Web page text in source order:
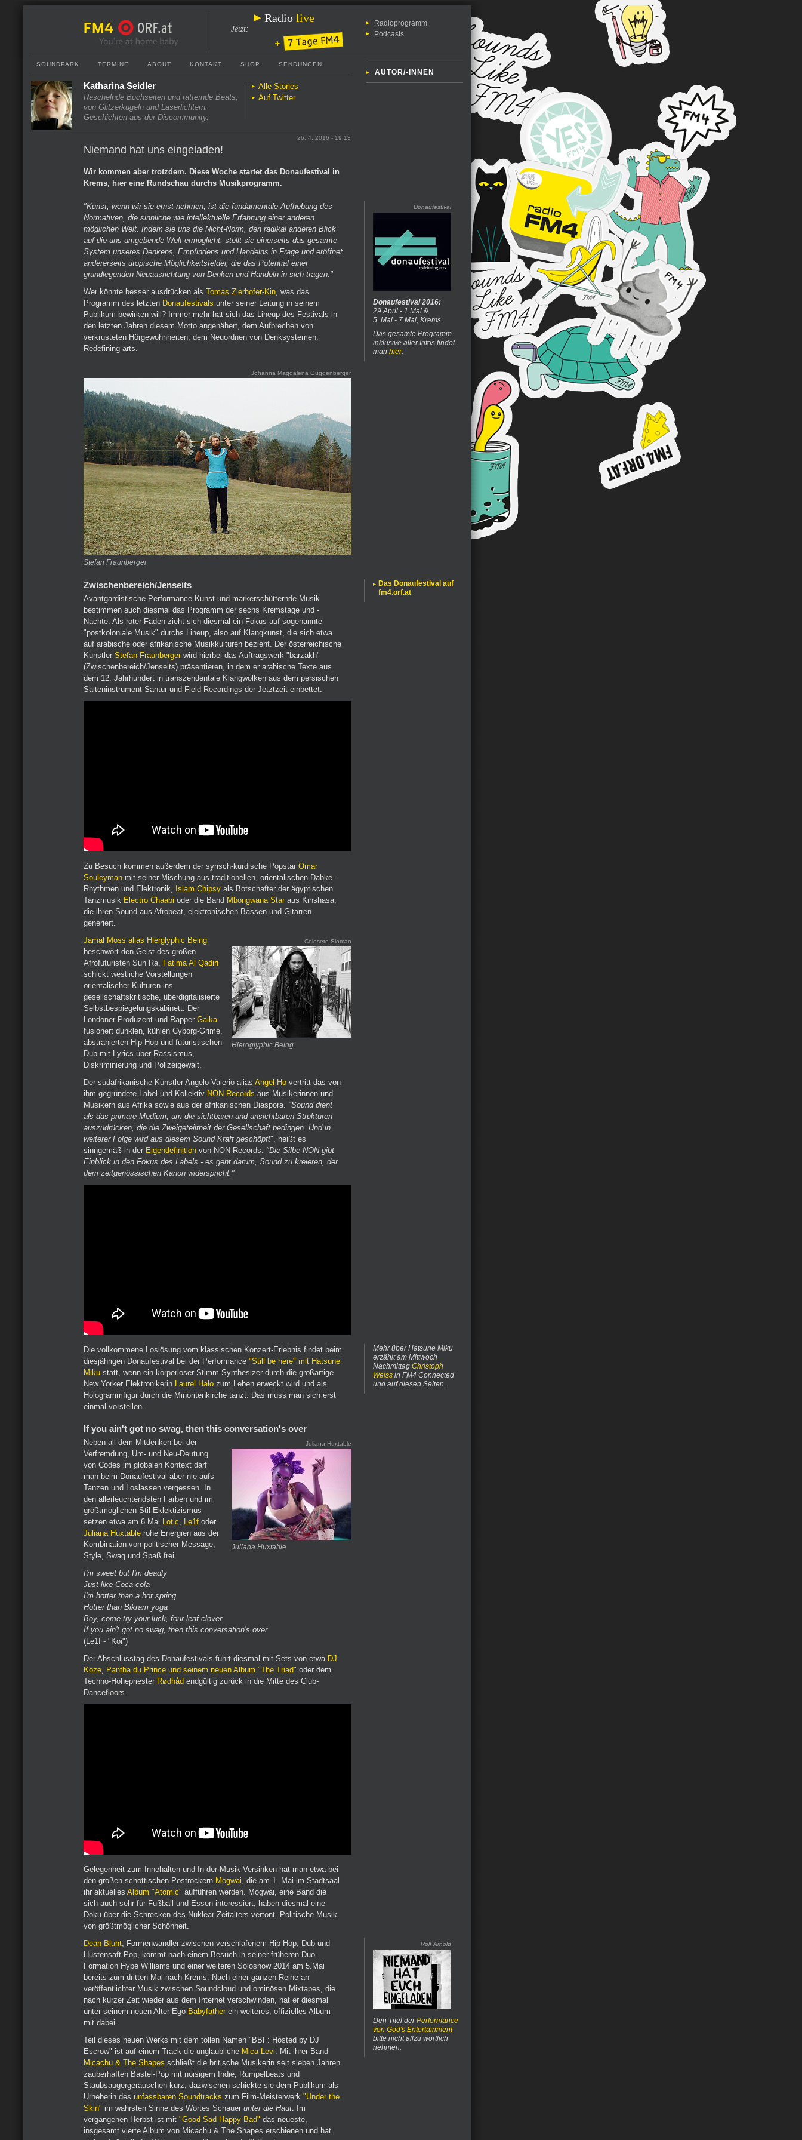
Radio live
Jetzt:
Radioprogramm
Podcasts
AUTOR/-INNEN
SOUNDPARK TERMINE ABOUT KONTAKT SHOP SENDUNGEN
Katharina Seidler
Raschelnde Buchseiten und ratternde Beats,
von Glitzerkugeln und Laserlichtern:
Geschichten aus der Discommunity.
Alle Stories
Auf Twitter
26. 4. 2016 - 19:13
Niemand hat uns eingeladen!
Wir kommen aber trotzdem. Diese Woche startet das Donaufestival in
Krems, hier eine Rundschau durchs Musikprogramm.
Donaufestival
Donaufestival 2016:
29.April - 1.Mai &
5. Mai - 7.Mai, Krems.
Das gesamte Programm
inklusive aller Infos findet
man hier.
"Kunst, wenn wir sie ernst nehmen, ist die fundamentale Aufhebung des
Normativen, die sinnliche wie intellektuelle Erfahrung einer anderen
möglichen Welt. Indem sie uns die Nicht-Norm, den radikal anderen Blick
auf die uns umgebende Welt ermöglicht, stellt sie einerseits das gesamte
System unseres Denkens, Empfindens und Handelns in Frage und eröffnet
andererseits utopische Möglichkeitsfelder, die das Potential einer
grundlegenden Neuausrichtung von Denken und Handeln in sich tragen."
Wer könnte besser ausdrücken als Tomas Zierhofer-Kin, was das
Programm des letzten Donaufestivals unter seiner Leitung in seinem
Publikum bewirken will? Immer mehr hat sich das Lineup des Festivals in
den letzten Jahren diesem Motto angenähert, dem Aufbrechen von
verkrusteten Hörgewohnheiten, dem Neuordnen von Denksystemen:
Redefining arts.
Johanna Magdalena Guggenberger
Stefan Fraunberger
Das Donaufestival auf
fm4.orf.at
Zwischenbereich/Jenseits
Avantgardistische Performance-Kunst und markerschütternde Musik
bestimmen auch diesmal das Programm der sechs Kremstage und -
Nächte. Als roter Faden zieht sich diesmal ein Fokus auf sogenannte
"postkoloniale Musik" durchs Lineup, also auf Klangkunst, die sich etwa
auf arabische oder afrikanische Musikkulturen bezieht. Der österreichische
Künstler Stefan Fraunberger wird hierbei das Auftragswerk "barzakh"
(Zwischenbereich/Jenseits) präsentieren, in dem er arabische Texte aus
dem 12. Jahrhundert in transzendentale Klangwolken aus dem persischen
Saiteninstrument Santur und Field Recordings der Jetztzeit einbettet.
Zu Besuch kommen außerdem der syrisch-kurdische Popstar Omar
Souleyman mit seiner Mischung aus traditionellen, orientalischen Dabke-
Rhythmen und Elektronik, Islam Chipsy als Botschafter der ägyptischen
Tanzmusik Electro Chaabi oder die Band Mbongwana Star aus Kinshasa,
die ihren Sound aus Afrobeat, elektronischen Bässen und Gitarren
generiert.
Celesete Sloman
Hieroglyphic Being
Jamal Moss alias Hierglyphic Being
beschwört den Geist des großen
Afrofuturisten Sun Ra, Fatima Al Qadiri
schickt westliche Vorstellungen
orientalischer Kulturen ins
gesellschaftskritische, überdigitalisierte
Selbstbespiegelungskabinett. Der
Londoner Produzent und Rapper Gaika
fusionert dunklen, kühlen Cyborg-Grime,
abstrahierten Hip Hop und futuristischen
Dub mit Lyrics über Rassismus,
Diskriminierung und Polizeigewalt.
Der südafrikanische Künstler Angelo Valerio alias Angel-Ho vertritt das von
ihm gegründete Label und Kollektiv NON Records aus Musikerinnen und
Musikern aus Afrika sowie aus der afrikanischen Diaspora. "Sound dient
als das primäre Medium, um die sichtbaren und unsichtbaren Strukturen
auszudrücken, die die Zweigeteiltheit der Gesellschaft bedingen. Und in
weiterer Folge wird aus diesem Sound Kraft geschöpft", heißt es
sinngemäß in der Eigendefinition von NON Records. "Die Silbe NON gibt
Einblick in den Fokus des Labels - es geht darum, Sound zu kreieren, der
dem zeitgenössischen Kanon widerspricht."
Mehr über Hatsune Miku
erzählt am Mittwoch
Nachmittag Christoph
Weiss in FM4 Connected
und auf diesen Seiten.
Die vollkommene Loslösung vom klassischen Konzert-Erlebnis findet beim
diesjährigen Donaufestival bei der Performance "Still be here" mit Hatsune
Miku statt, wenn ein körperloser Stimm-Synthesizer durch die großartige
New Yorker Elektronikerin Laurel Halo zum Leben erweckt wird und als
Hologrammfigur durch die Minoritenkirche tanzt. Das muss man sich erst
einmal vorstellen.
If you ain't got no swag, then this conversation's over
Juliana Huxtable
Juliana Huxtable
Neben all dem Mitdenken bei der
Verfremdung, Um- und Neu-Deutung
von Codes im globalen Kontext darf
man beim Donaufestival aber nie aufs
Tanzen und Loslassen vergessen. In
den allerleuchtendsten Farben und im
größtmöglichen Stil-Eklektizismus
setzen etwa am 6.Mai Lotic, Le1f oder
Juliana Huxtable rohe Energien aus der
Kombination von politischer Message,
Style, Swag und Spaß frei.
I'm sweet but I'm deadly
Just like Coca-cola
I'm hotter than a hot spring
Hotter than Bikram yoga
Boy, come try your luck, four leaf clover
If you ain't got no swag, then this conversation's over
(Le1f - "Koi")
Der Abschlusstag des Donaufestivals führt diesmal mit Sets von etwa DJ
Koze, Pantha du Prince und seinem neuen Album "The Triad" oder dem
Techno-Hohepriester Rødhåd endgültig zurück in die Mitte des Club-
Dancefloors.
Gelegenheit zum Innehalten und In-der-Musik-Versinken hat man etwa bei
den großen schottischen Postrockern Mogwai, die am 1. Mai im Stadtsaal
ihr aktuelles Album "Atomic" aufführen werden. Mogwai, eine Band die
sich auch sehr für Fußball und Essen interessiert, haben diesmal eine
Doku über die Schrecken des Nuklear-Zeitalters vertont. Politische Musik
von größtmöglicher Schönheit.
Rolf Arnold
Den Titel derPerformance
von God's Entertainment
bitte nicht allzu wörtlich
nehmen.
Dean Blunt, Formenwandler zwischen verschlafenem Hip Hop, Dub und
Hustensaft-Pop, kommt nach einem Besuch in seiner früheren Duo-
Formation Hype Williams und einer weiteren Soloshow 2014 am 5.Mai
bereits zum dritten Mal nach Krems. Nach einer ganzen Reihe an
veröffentlichter Musik zwischen Soundcloud und ominösen Mixtapes, die
nach kurzer Zeit wieder aus dem Internet verschwinden, hat er diesmal
unter seinem neuen Alter Ego Babyfather ein weiteres, offizielles Album
mit dabei.
Teil dieses neuen Werks mit dem tollen Namen "BBF: Hosted by DJ
Escrow" ist auf einem Track die unglaubliche Mica Levi. Mit ihrer Band
Micachu & The Shapes schließt die britische Musikerin seit sieben Jahren
zauberhaften Bastel-Pop mit noisigem Indie, Rumpelbeats und
Staubsaugergeräuschen kurz; dazwischen schickte sie dem Publikum als
Urheberin des unfassbaren Soundtracks zum Film-Meisterwerk "Under the
Skin" im wahrsten Sinne des Wortes Schauer unter die Haut. Im
vergangenen Herbst ist mit "Good Sad Happy Bad" das neueste,
insgesamt vierte Album von Micachu & The Shapes erschienen und hat